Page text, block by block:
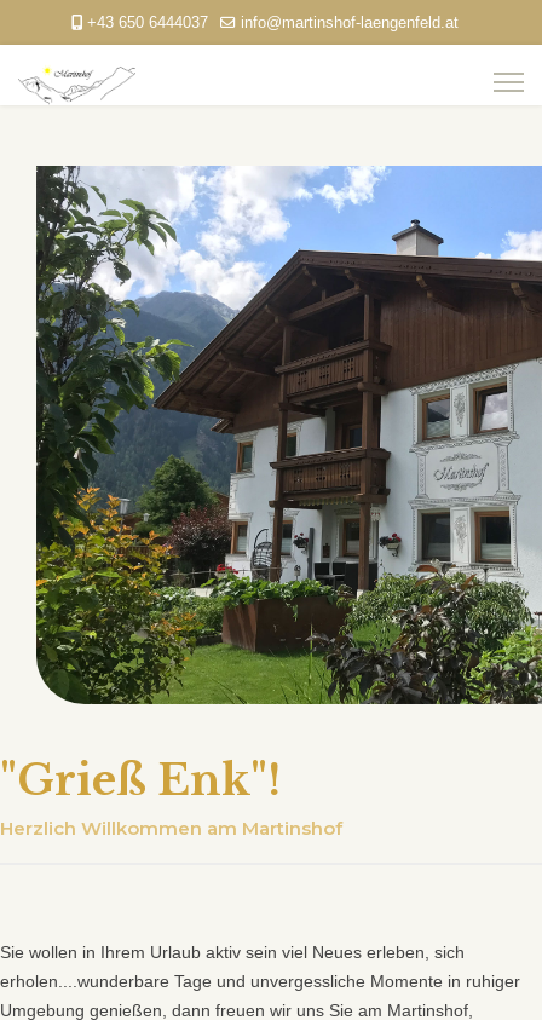
+43 650 6444037 info@martinshof-laengenfeld.at
"Grieß Enk"!
Herzlich Willkommen am Martinshof
Sie wollen in Ihrem Urlaub aktiv sein viel Neues erleben, sich
erholen....wunderbare Tage und unvergessliche Momente in ruhiger
Umgebung genießen, dann freuen wir uns Sie am Martinshof,